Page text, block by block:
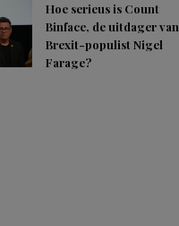
Hoe serieus is Count
Binface, de uitdager van
Brexit-populist Nigel
Farage?